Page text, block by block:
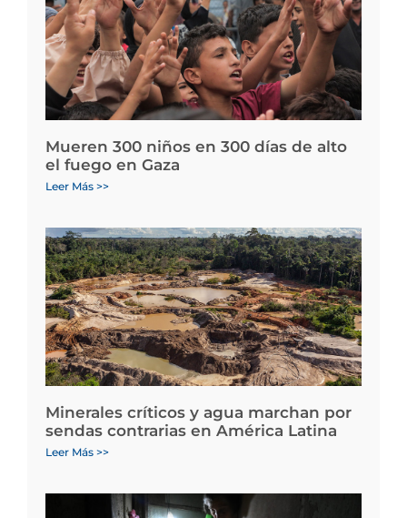
Mueren 300 niños en 300 días de alto
el fuego en Gaza
Leer Más >>
Minerales críticos y agua marchan por
sendas contrarias en América Latina
Leer Más >>